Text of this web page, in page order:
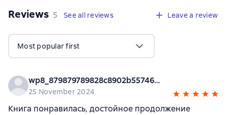
Reviews 5 reviews
5 See all reviews Leave a review
Most popular first
wp8_879879789828c8902b55746a0
25 November 2024
Книга понравилась, достойное продолжение